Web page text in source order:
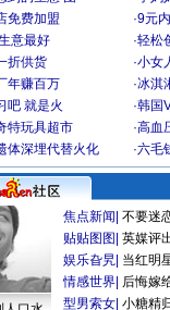
免费加盟 ·9元
意最好 ·轻松
折供货 ·小女
年赚百万 ·冰淇
吧 就是火 ·韩国
特玩具超市 ·高血
体深埋代替火化 ·六毛
焦点新闻 不要迷
贴贴图图 英媒评
娱乐旮旯 当红明
情感世界 后悔嫁
型男索女 小糖精